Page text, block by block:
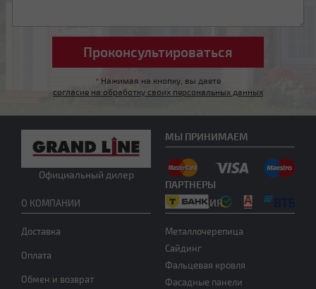
* Нажимая на кнопку, вы даете
согласие на обработку своих персональных данных
Официальный дилер
О КОМПАНИИ
Доставка
Оплата
Обмен и возврат
ПРОДУКЦИЯ
Металлочерепица
Сайдинг
Фальцевая кровля
Фасадные панели
МЫ ПРИНИМАЕМ
ПАРТНЕРЫ
Нужна консультация